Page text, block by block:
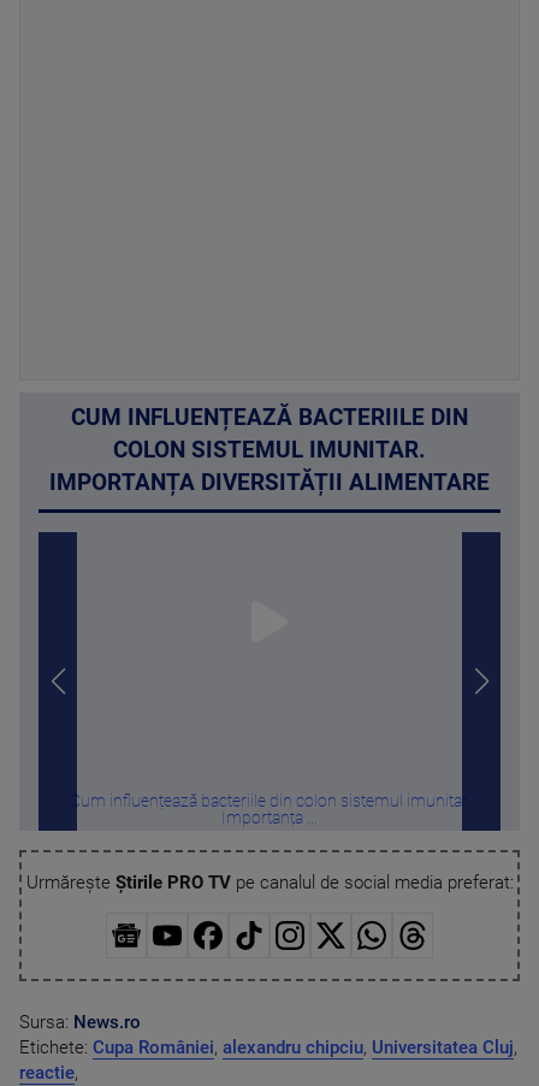
CUM INFLUENȚEAZĂ BACTERIILE DIN
COLON SISTEMUL IMUNITAR.
IMPORTANȚA DIVERSITĂȚII ALIMENTARE
Cum influențează bacteriile din colon sistemul imunitar.
Importanța ...
Urmărește Știrile PRO TVpe canalul de social media preferat:
Sursa: News.ro
Etichete: Cupa României, alexandru chipciu, Universitatea Cluj,
reactie,